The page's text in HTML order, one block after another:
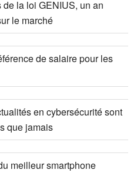
la loi GENIUS, un an
le marché
de salaire pour les
en cybersécurité sont
que jamais
meilleur smartphone